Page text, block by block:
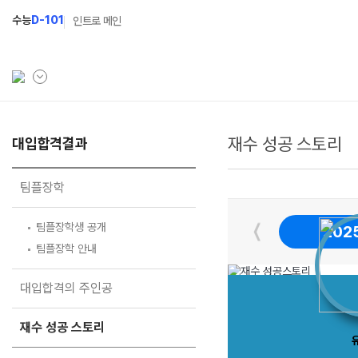
수능D-101 인트로 메인
학원소개
학원안내
연간학사일정
입시설명회·공개특강
캠퍼스생활
학원시설
N Class
2027 N수 정규반
2027 반수반
2027 지역의사제 특별반
대입합격결과
팀플장학
팀플장학생 공개
팀플장학 안내
대입합격의 주인공
재수 성공 스토리
재수 성공 스토리
〈